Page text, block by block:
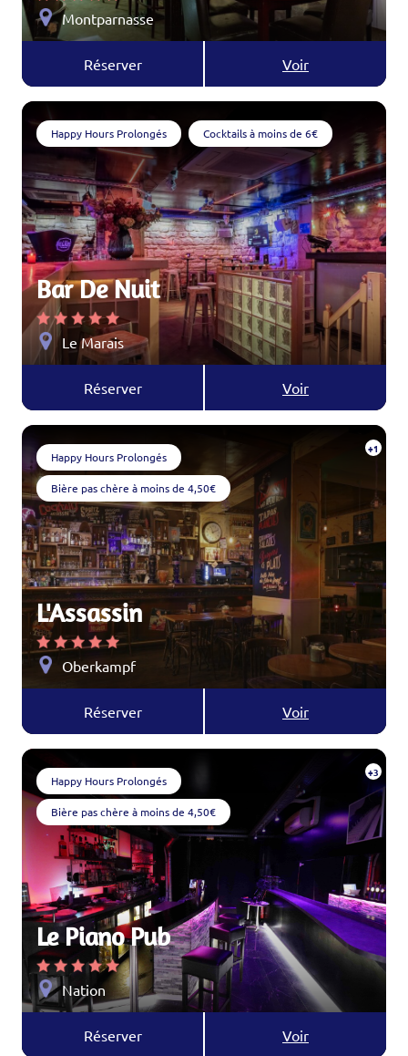
Montparnasse
Réserver Voir
Happy Hours Prolongés Cocktails à moins de 6€
Bar De Nuit
Le Marais
Réserver Voir
Happy Hours Prolongés
Bière pas chère à moins de 4,50€
+1
L'Assassin
Oberkampf
Réserver Voir
Happy Hours Prolongés
Bière pas chère à moins de 4,50€
+3
Le Piano Pub
Nation
Réserver Voir